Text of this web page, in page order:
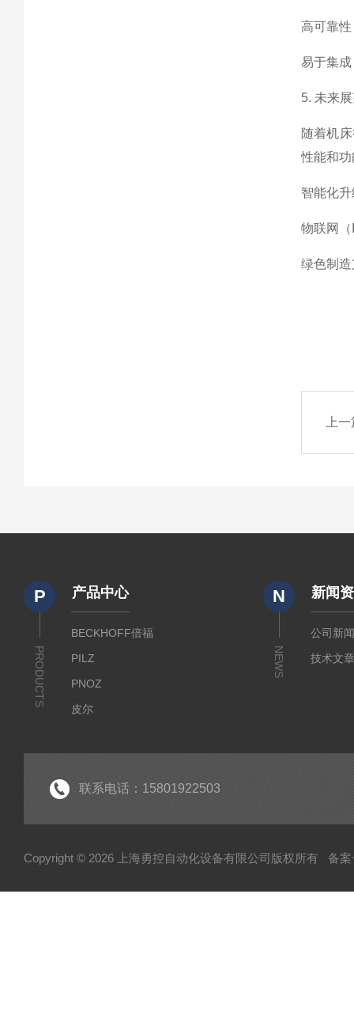
高可靠
易于集
5. 未来
随着机
性能和
智能化
物联网
绿色制
上
P
PRODUCTS
产品中心
BECKHOFF倍福
PILZ
PNOZ
皮尔
EK
WAGO
N
NEWS
新闻
公司新
技术文
联系电话：15801922503
Copyright © 2026 上海勇控自动化设备有限公司版权所有 备案